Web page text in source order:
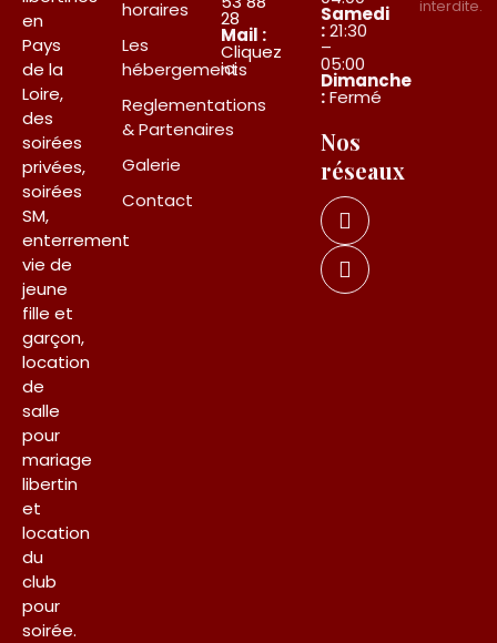
en
Pays
de la
Loire,
des
soirées
privées,
soirées
SM,
enterrement
vie de
jeune
fille et
garçon,
location
de
salle
pour
mariage
libertin
et
location
du
club
pour
soirée.
horaires
Les
hébergements
Reglementations
& Partenaires
Galerie
Contact
28
Mail :
Cliquez
ici
Samedi
:21:30
–
05:00
Dimanche
:Fermé
Nos
réseaux
interdite.